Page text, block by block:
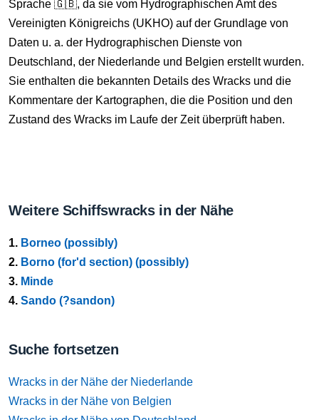
Sprache 🇬🇧, da sie vom Hydrographischen Amt des
Vereinigten Königreichs (UKHO) auf der Grundlage von
Daten u. a. der Hydrographischen Dienste von
Deutschland, der Niederlande und Belgien erstellt wurden.
Sie enthalten die bekannten Details des Wracks und die
Kommentare der Kartographen, die die Position und den
Zustand des Wracks im Laufe der Zeit überprüft haben.
Weitere Schiffswracks in der Nähe
1. Borneo (possibly)
2. Borno (for'd section) (possibly)
3. Minde
4. Sando (?sandon)
Suche fortsetzen
Wracks in der Nähe der Niederlande
Wracks in der Nähe von Belgien